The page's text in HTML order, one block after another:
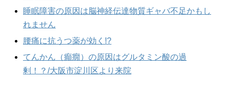
睡眠障害の原因は脳神経伝達物質ギャバ不足かもし
れません
腰痛に抗うつ薬が効く!?
てんかん（癲癇）の原因はグルタミン酸の過
剰！？/大阪市淀川区より来院